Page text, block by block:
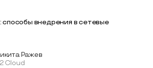
способы внедрения в сетевые
Ражев
Cloud